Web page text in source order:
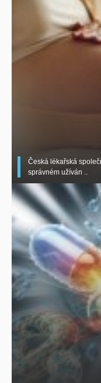
Česká lékařská
správném užíván ..